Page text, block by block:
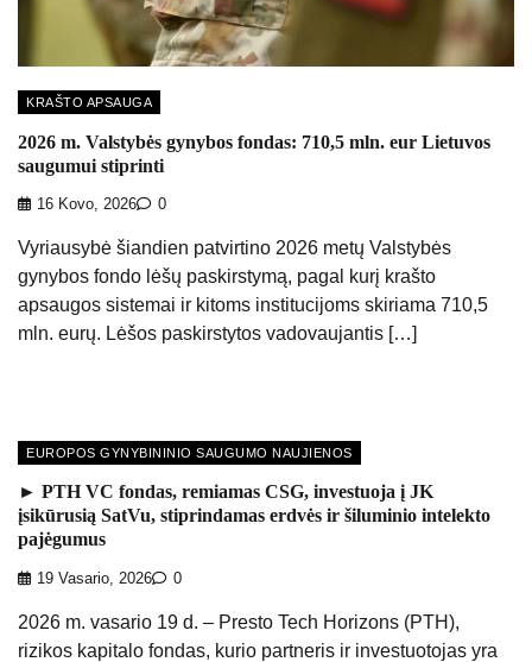
KRAŠTO APSAUGA
2026 m. Valstybės gynybos fondas: 710,5 mln. eur Lietuvos
saugumui stiprinti
16 Kovo, 2026 0
Vyriausybė šiandien patvirtino 2026 metų Valstybės
gynybos fondo lėšų paskirstymą, pagal kurį krašto
apsaugos sistemai ir kitoms institucijoms skiriama 710,5
mln. eurų. Lėšos paskirstytos vadovaujantis […]
EUROPOS GYNYBININIO SAUGUMO NAUJIENOS
► PTH VC fondas, remiamas CSG, investuoja į JK
įsikūrusią SatVu, stiprindamas erdvės ir šiluminio intelekto
pajėgumus
19 Vasario, 2026 0
2026 m. vasario 19 d. – Presto Tech Horizons (PTH),
rizikos kapitalo fondas, kurio partneris ir investuotojas yra